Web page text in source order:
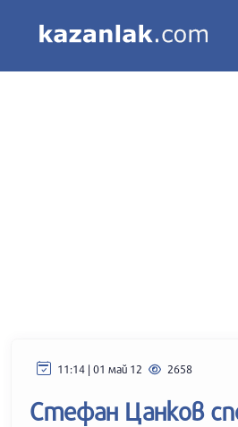
11:14 | 01 май 12 2658
Стефан Цанков